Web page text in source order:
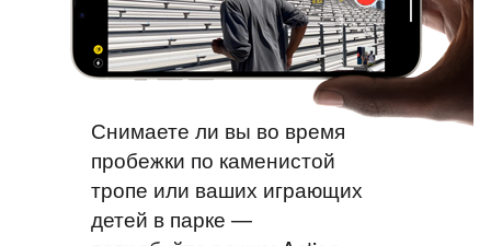
Снимаете ли вы во время
пробежки по каменистой
тропе или ваших играющих
детей в парке —